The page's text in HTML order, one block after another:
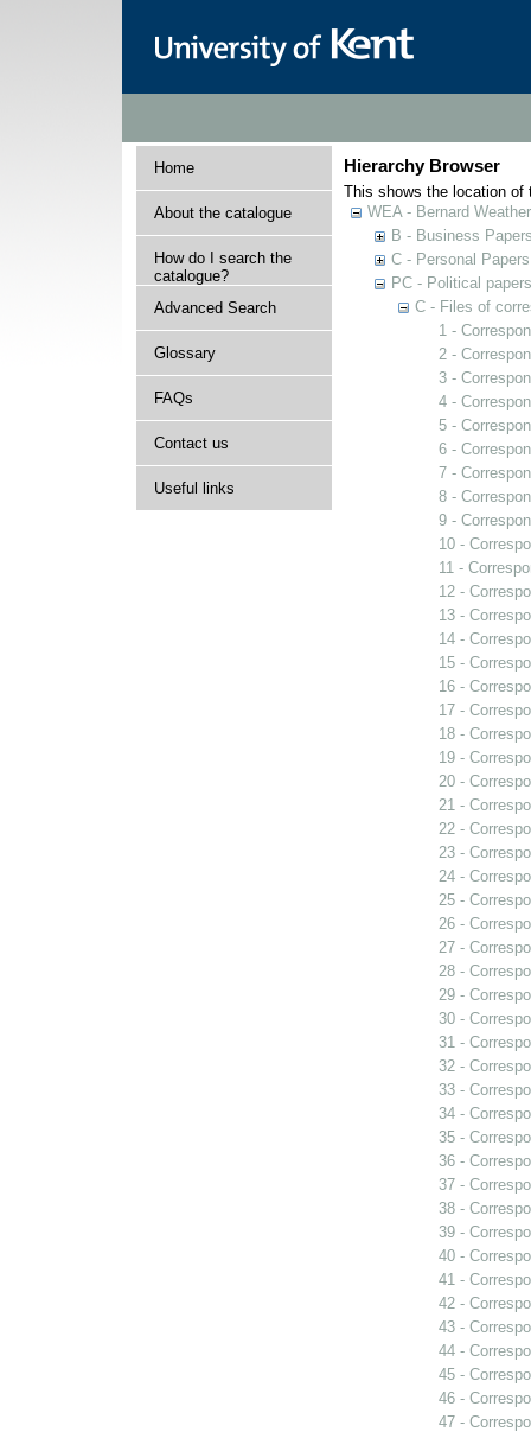
Home
About the catalogue
How do I search the
catalogue?
Advanced Search
Glossary
FAQs
Contact us
Useful links
Hierarchy Browser
This shows the location of
WEA - Bernard
B - Business
C - Personal Papers
PC - Political
C - Files of
1 -
2 -
3 -
4 -
5 -
6 -
7 -
8 -
9 -
10 -
11 -
12 -
13 -
14 -
15 -
16 -
17 -
18 -
19 -
20 -
21 -
22 -
23 -
24 -
25 -
26 -
27 -
28 -
29 -
30 -
31 -
32 -
33 -
34 -
35 -
36 -
37 -
38 -
39 -
40 -
41 -
42 -
43 -
44 -
45 -
46 -
47 -